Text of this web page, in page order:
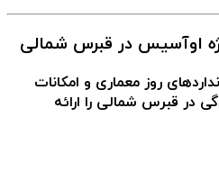
اوآسیس در قبرس شمالی
روز معماری و امکانات
در قبرس شمالی را ارائه